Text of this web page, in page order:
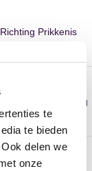
te
te bieden
delen we
onze
Richting Prikkenis
Richting Parellelweg
Richting in De